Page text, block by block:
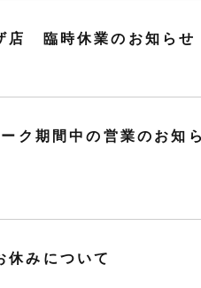
店 臨時休業のお知らせ
ク期間中の営業のお知
休みについて